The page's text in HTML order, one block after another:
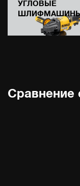
УГЛОВЫЕ
Сравнение